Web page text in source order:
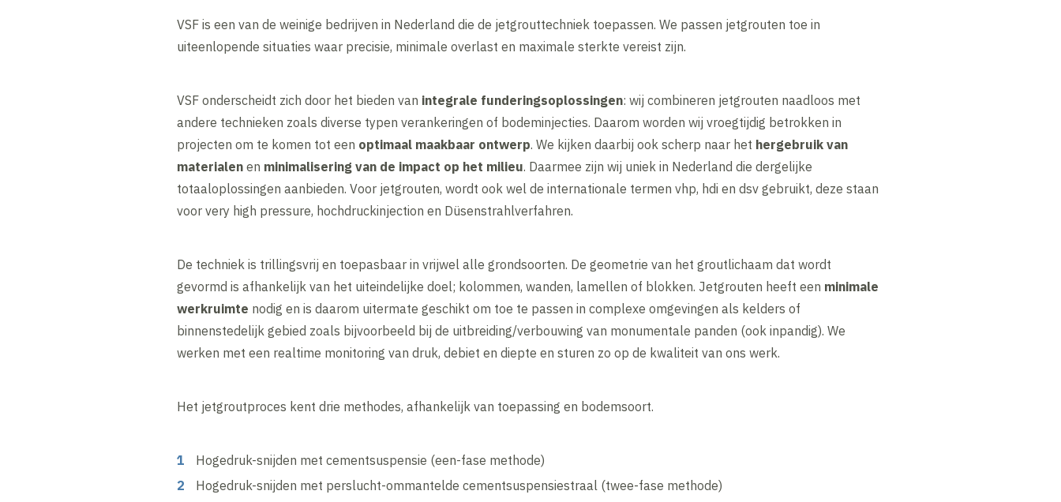
VSF is een van de weinige bedrijven in Nederland die de jetgrouttechniek toepassen. We passen jetgrouten toe in
uiteenlopende situaties waar precisie, minimale overlast en maximale sterkte vereist zijn.
VSF onderscheidt zich door het bieden van integrale funderingsoplossingen: wij combineren jetgrouten naadloos met
andere technieken zoals diverse typen verankeringen of bodeminjecties. Daarom worden wij vroegtijdig betrokken in
projecten om te komen tot een optimaal maakbaar ontwerp. We kijken daarbij ook scherp naar het hergebruik van
materialen en minimalisering van de impact op het milieu. Daarmee zijn wij uniek in Nederland die dergelijke
totaaloplossingen aanbieden. Voor jetgrouten, wordt ook wel de internationale termen vhp, hdi en dsv gebruikt, deze staan
voor very high pressure, hochdruckinjection en Düsenstrahlverfahren.
De techniek is trillingsvrij en toepasbaar in vrijwel alle grondsoorten. De geometrie van het groutlichaam dat wordt
gevormd is afhankelijk van het uiteindelijke doel; kolommen, wanden, lamellen of blokken. Jetgrouten heeft een minimale
werkruimte nodig en is daarom uitermate geschikt om toe te passen in complexe omgevingen als kelders of
binnenstedelijk gebied zoals bijvoorbeeld bij de uitbreiding/verbouwing van monumentale panden (ook inpandig). We
werken met een realtime monitoring van druk, debiet en diepte en sturen zo op de kwaliteit van ons werk.
Het jetgroutproces kent drie methodes, afhankelijk van toepassing en bodemsoort.
Hogedruk-snijden met cementsuspensie (een-fase methode)
Hogedruk-snijden met perslucht-ommantelde cementsuspensiestraal (twee-fase methode)